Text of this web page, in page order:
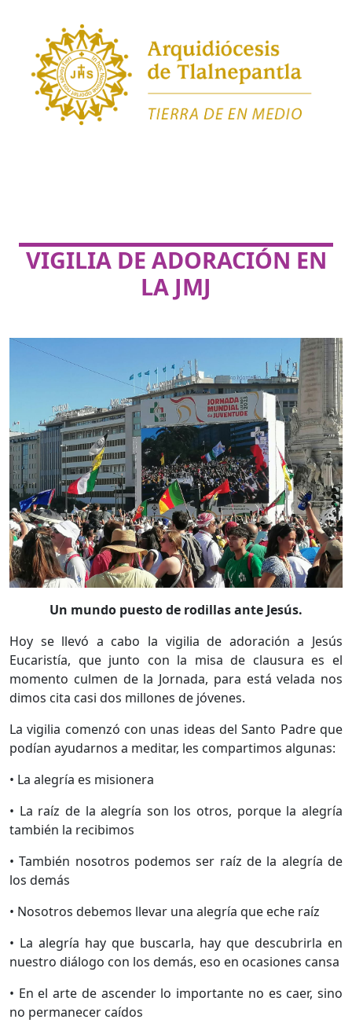
VIGILIA DE ADORACIÓN EN
LA JMJ
Un mundo puesto de rodillas ante Jesús.
Hoy se llevó a cabo la vigilia de adoración a Jesús
Eucaristía, que junto con la misa de clausura es el
momento culmen de la Jornada, para está velada nos
dimos cita casi dos millones de jóvenes.
La vigilia comenzó con unas ideas del Santo Padre que
podían ayudarnos a meditar, les compartimos algunas:
• La alegría es misionera
• La raíz de la alegría son los otros, porque la alegría
también la recibimos
• También nosotros podemos ser raíz de la alegría de
los demás
• Nosotros debemos llevar una alegría que eche raíz
• La alegría hay que buscarla, hay que descubrirla en
nuestro diálogo con los demás, eso en ocasiones cansa
• En el arte de ascender lo importante no es caer, sino
no permanecer caídos